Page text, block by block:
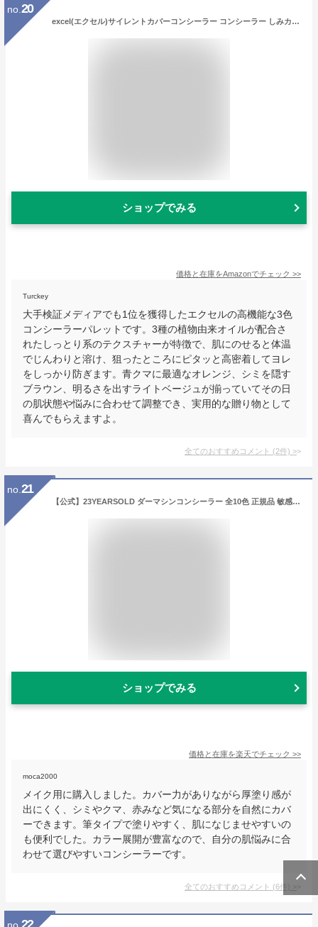
no. 20
excel(エクセル)サイレントカバーコンシーラー コンシーラー しみカバー くま消し コンシーラーパレット
ショップでみる
価格と在庫をAmazonでチェック >>
Turckey
大手検証メディアでも1位を獲得したエクセルの高機能な3色
コンシーラーパレットです。3種の植物由来オイルが配合さ
れたしっとり系のテクスチャーが特徴で、肌にのせると体温
でじんわりと溶け、狙ったところにピタッと高密着してヨレ
をしっかり防ぎます。青クマに最適なオレンジ、シミを隠す
ブラウン、明るさを出すライトベージュが揃っていてその日
の肌状態や悩みに合わせて調整でき、実用的な贈り物として
喜んでもらえますよ。
全てのおすすめコメント (2件) >
no. 21
【公式】23YEARSOLD ダーマシンコンシーラー 全10色 正規品 敏感肌対応 ダーマコンシーラー リキッド コンシーラー カバー力 ドクダミエキス配合 シミ クマ 消し 隠し あざ 傷跡 カバー 赤み 緑 筆タイプ スティック 10カラー 韓国 コスメ 薬局コスメ
ショップでみる
価格と在庫を楽天でチェック >>
moca2000
メイク用に購入しました。カバー力がありながら厚塗り感が
出にくく、シミやクマ、赤みなど気になる部分を自然にカバ
ーできます。筆タイプで塗りやすく、肌になじませやすいの
も便利でした。カラー展開が豊富なので、自分の肌悩みに合
わせて選びやすいコンシーラーです。
全てのおすすめコメント (6件) >
22